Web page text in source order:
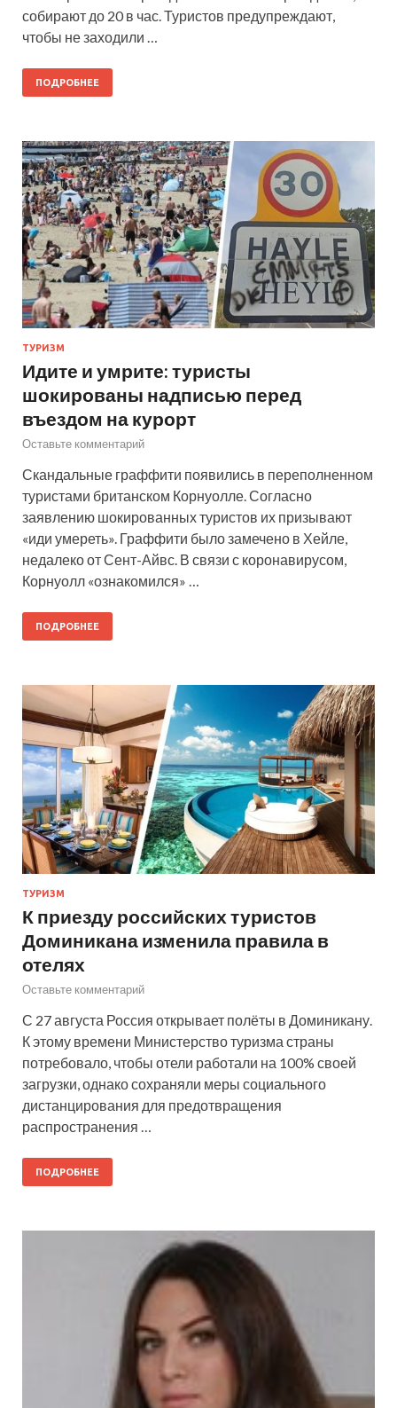
собирают до 20 в час. Туристов предупреждают,
чтобы не заходили …
ПОДРОБНЕЕ
ТУРИЗМ
Идите и умрите: туристы
шокированы надписью перед
въездом на курорт
Оставьте комментарий
Скандальные граффити появились в переполненном
туристами британском Корнуолле. Согласно
заявлению шокированных туристов их призывают
«иди умереть». Граффити было замечено в Хейле,
недалеко от Сент-Айвс. В связи с коронавирусом,
Корнуолл «ознакомился» …
ПОДРОБНЕЕ
ТУРИЗМ
К приезду российских туристов
Доминикана изменила правила в
отелях
Оставьте комментарий
С 27 августа Россия открывает полёты в Доминикану.
К этому времени Министерство туризма страны
потребовало, чтобы отели работали на 100% своей
загрузки, однако сохраняли меры социального
дистанцирования для предотвращения
распространения …
ПОДРОБНЕЕ